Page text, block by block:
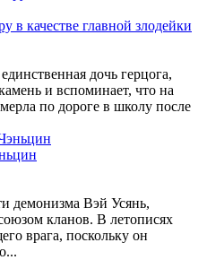
в качестве главной злодейки
дочь герцога,
и вспоминает, что на
по дороге в школу после
демонизма Вэй Усянь,
кланов. В летописях
врага, поскольку он